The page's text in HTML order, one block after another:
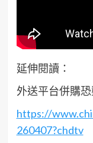
延伸閱讀：
外送平台併購
https://
260407?chdtv